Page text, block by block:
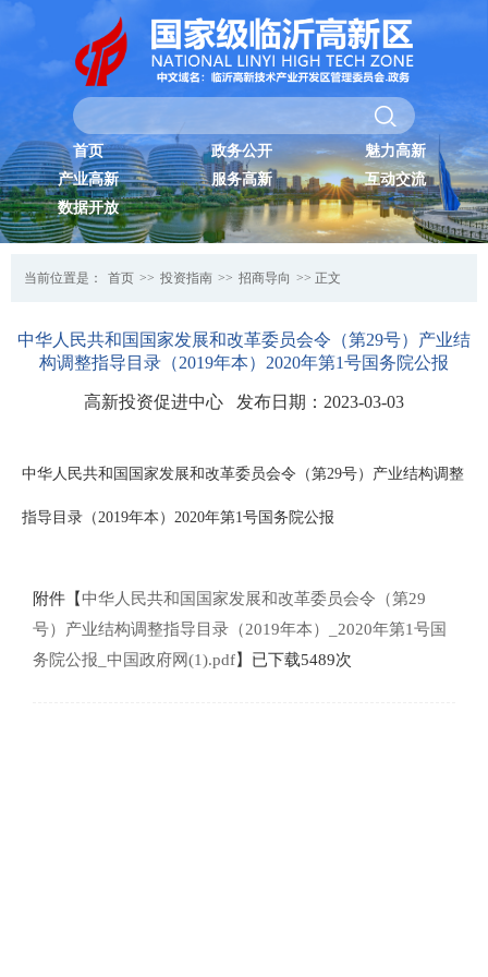
首页 政务公开
魅力高新
产业高新
服务高新
互动交流
数据开放
当前位置是： 首页 >> 投资指南 >> 招商导向 >> 正文
中华人民共和国国家发展和改革委员会令（第29号）产业结
构调整指导目录（2019年本）2020年第1号国务院公报
高新投资促进中心 发布日期：2023-03-03
中华人民共和国国家发展和改革委员会令（第29号）产业结构调整
指导目录（2019年本）2020年第1号国务院公报
附件【中华人民共和国国家发展和改革委员会令（第29
号）产业结构调整指导目录（2019年本）_2020年第1号国
务院公报_中国政府网(1).pdf】已下载5489次